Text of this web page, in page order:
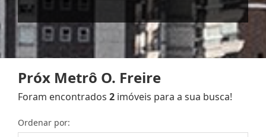
Próx Metrô O. Freire
Foram encontrados 2 imóveis para a sua busca!
Ordenar por: